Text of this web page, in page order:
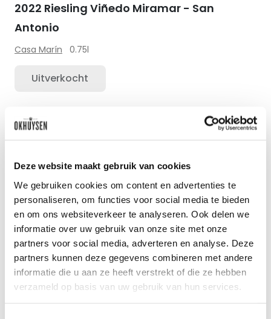
Deze website maakt gebruik van cookies
We gebruiken cookies om content en advertenties te
personaliseren, om functies voor social media te bieden
en om ons websiteverkeer te analyseren. Ook delen we
informatie over uw gebruik van onze site met onze
partners voor social media, adverteren en analyse. Deze
partners kunnen deze gegevens combineren met andere
informatie die u aan ze heeft verstrekt of die ze hebben
verzameld op basis van uw gebruik van hun services.
2022 Riesling Viñedo Miramar - San
Antonio
Casa Marín 0.75l
Uitverkocht